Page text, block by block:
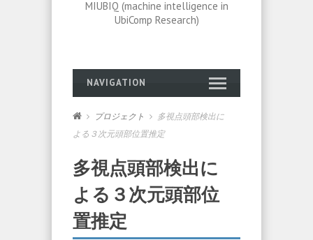
MIUBIQ (machine intelligence in
UbiComp Research)
NAVIGATION
プロジェクト
多視点頭部検出に
よる３次元頭部位置推定
多視点頭部検出に
よる３次元頭部位
置推定